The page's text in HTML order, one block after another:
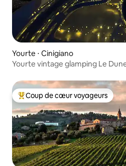
Yourte ⋅ Cinigiano
Yourte vintage glamping Le
Coups de cœur voyageurs les
Coup de cœur voyageurs